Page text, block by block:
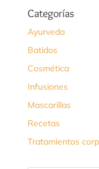
Categorías
Ayurveda
Batidos
Cosmética
Infusiones
Mascarillas
Recetas
Tratamientos